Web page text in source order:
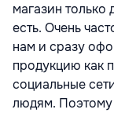
магазин только
есть. Очень
нам и сразу
продукцию как
социальные
людям. Поэтому